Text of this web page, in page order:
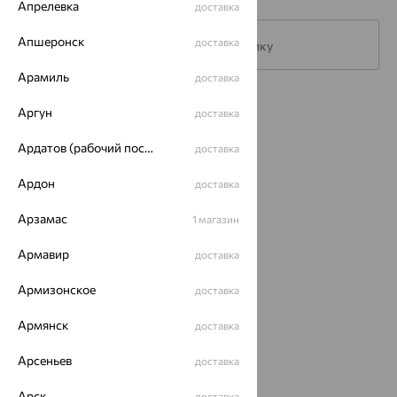
Подписаться на рассылку
Каталог
Акции
ул. Зегеля, 27/2
Другие города
8 (800) 250-02-30
Заказать звонок
Апрелевка доставка
Апшеронск доставка
Арамиль доставка
Аргун доставка
Ардатов (рабочий поселок) доставка
Ардон доставка
Арзамас 1 магазин
Армавир доставка
Армизонское доставка
Армянск доставка
Арсеньев доставка